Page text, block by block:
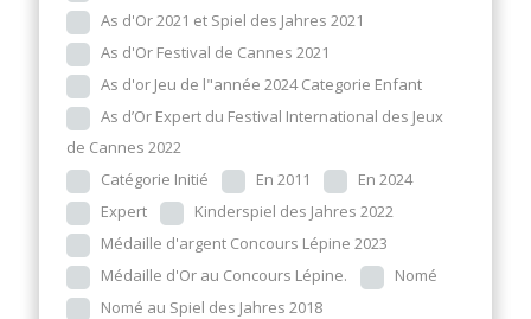
As d'Or 2021 et Spiel des Jahres 2021
As d'Or Festival de Cannes 2021
As d'or Jeu de l"année 2024 Categorie Enfant
As d’Or Expert du Festival International des Jeux
de Cannes 2022
Catégorie Initié
En 2011
En 2024
Expert
Kinderspiel des Jahres 2022
Médaille d'argent Concours Lépine 2023
Médaille d'Or au Concours Lépine.
Nomé
Nomé au Spiel des Jahres 2018